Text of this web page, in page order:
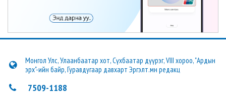
Монгол Улс, Улаанбаатар хот, Сүхбаатар дүүрэг, VIII хороо, "Ардын
эрх"-ийн байр, Гуравдугаар давхарт Эргэлт.мн редакц
7509-1188